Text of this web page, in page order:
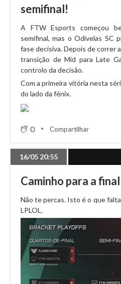
13/04 16:28
10/04 16:39
Esta é a nova realidade do
10/04 16:27
ZZG recebe passagem
adiado
10/04 16:23
White Dragons desistem da
10/04 15:41
BWE afastada da LPLOL;
semifinal!
A FTW Esports começou
semifinal, mas o Odivelas SC
fase decisiva. Depois de correr
transição de Mid para Late
controlo da decisão.
Com a primeira vitória nesta
do lado da fénix.
0 Compartilhar
16/05 20:55
Caminho para a
Não te percas. Isto é o que
LPLOL.